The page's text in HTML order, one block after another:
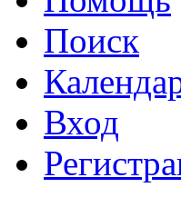
Поиск
Вход